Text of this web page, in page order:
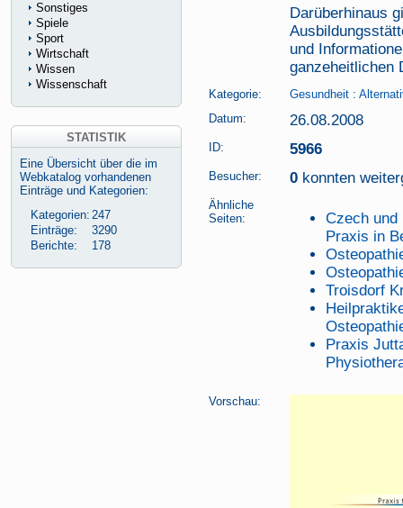
Darüberhinaus
und
ganzeheitlichen
Kategorie: Gesundheit :
Datum:
26.08.2008
ID: 5966
Besucher: 0 konnten
Ähnliche
Seiten:
Czech und
Praxis in
Troisdorf
Praxis
Vorschau:
Sonstiges
Spiele
Sport
Wirtschaft
Wissen
Wissenschaft
STATISTIK
Eine Übersicht über die im
Webkatalog vorhandenen
Einträge und Kategorien:
Kategorien: 247
Einträge:
3290
Berichte:
178